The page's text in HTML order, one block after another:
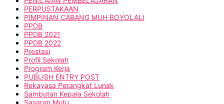
PERPUSTAKAAN
PIMPINAN CABANG MUH BOYOLALI
PPDB
PPDB 2021
PPDB 2022
Prestasi
Profil Sekolah
Program Kerja
PUBLISH ENTRY POST
Rekayasa Perangkat Lunak
Sambutan Kepala Sekolah
Sasaran Mutu